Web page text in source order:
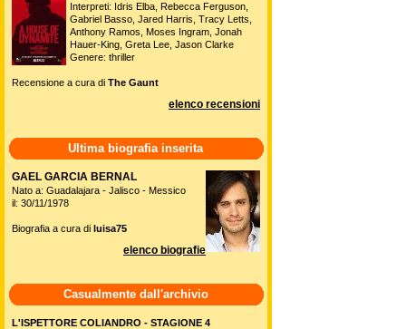
Interpreti: Idris Elba, Rebecca Ferguson,
Gabriel Basso, Jared Harris, Tracy Letts,
Anthony Ramos, Moses Ingram, Jonah
Hauer-King, Greta Lee, Jason Clarke
Genere: thriller
Recensione a cura di The Gaunt
elenco recensioni
Ultima biografia inserita
GAEL GARCIA BERNAL
Nato a: Guadalajara - Jalisco - Messico
il: 30/11/1978
Biografia a cura di luisa75
elenco biografie
Casualmente dall'archivio
L'ISPETTORE COLIANDRO - STAGIONE 4